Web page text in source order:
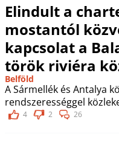
Elindult a
mostantól
kapcsolat a
török riviéra
Belföld
A Sármellék és Antalya
rendszerességgel
4 2 26